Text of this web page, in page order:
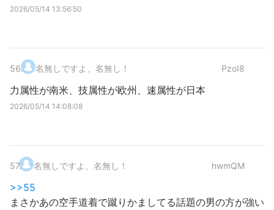
2026/05/14 13:56:50
56. 名無しですよ、名無し！ PzoI8
力属性が南米、技属性が欧州、速属性が日本
2026/05/14 14:08:08
57. 名無しですよ、名無し！ hwmQM
>>55
まさかあの空手道着で蹴りかましてる話題の男の方が強い